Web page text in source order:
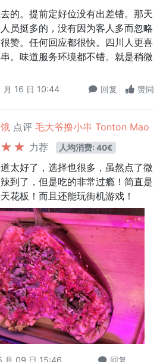
的。提前定好位没有出差错。那天
员挺多的，没有因为客人多而忽略
赞。任何回应都很快。四川人更喜
。味道服务环境都不错。就是稍微
月 16 日 10:44 回复 赞同
点评 毛大爷撸小串 Tonton Mao
力荐
人均消费: 40€
太好了，选择也很多，虽然点了微
到了，但是吃的非常过瘾！简直是
花板！而且还能玩街机游戏！
月 09 日 15:46
回复